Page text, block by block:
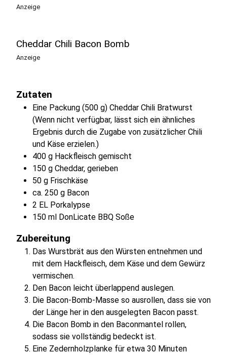
Anzeige
Cheddar Chili Bacon Bomb
Anzeige
Zutaten
Eine Packung (500 g) Cheddar Chili Bratwurst
(Wenn nicht verfügbar, lässt sich ein ähnliches
Ergebnis durch die Zugabe von zusätzlicher Chili
und Käse erzielen.)
400 g Hackfleisch gemischt
150 g Cheddar, gerieben
50 g Frischkäse
ca. 250 g Bacon
2 EL Porkalypse
150 ml DonLicate BBQ Soße
Zubereitung
Das Wurstbrät aus den Würsten entnehmen und
mit dem Hackfleisch, dem Käse und dem Gewürz
vermischen.
Den Bacon leicht überlappend auslegen.
Die Bacon-Bomb-Masse so ausrollen, dass sie von
der Länge her in den ausgelegten Bacon passt.
Die Bacon Bomb in den Baconmantel rollen,
sodass sie vollständig bedeckt ist.
Eine Zedernholzplanke für etwa 30 Minuten